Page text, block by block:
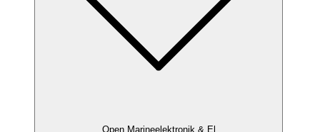
Open Marineelektronik & El